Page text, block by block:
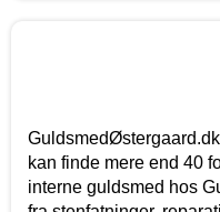
kan finde mere end 40
interne guldsmed hos